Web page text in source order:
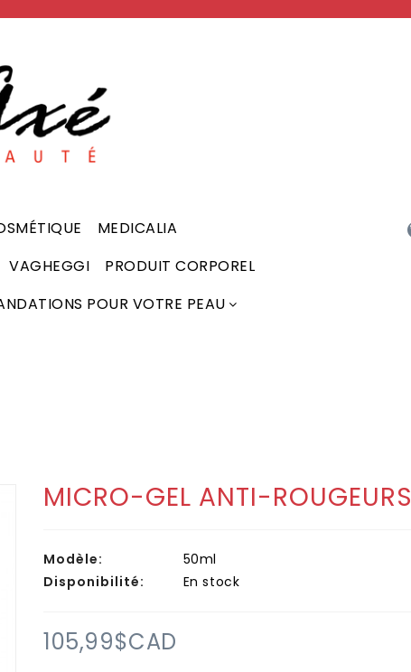
MEDICALIA
VAGHEGGI
PRODUIT CORPOREL
POUR VOTRE PEAU
MICRO-GEL ANTI-ROUGEURS
Modèle:
50ml
Disponibilité:
En stock
105,99$CAD